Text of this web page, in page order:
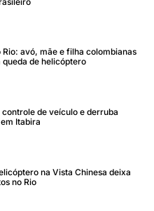
Rio: avó, mãe e filha colombianas
de helicóptero
controle de veículo e derruba
Itabira
na Vista Chinesa deixa
no Rio